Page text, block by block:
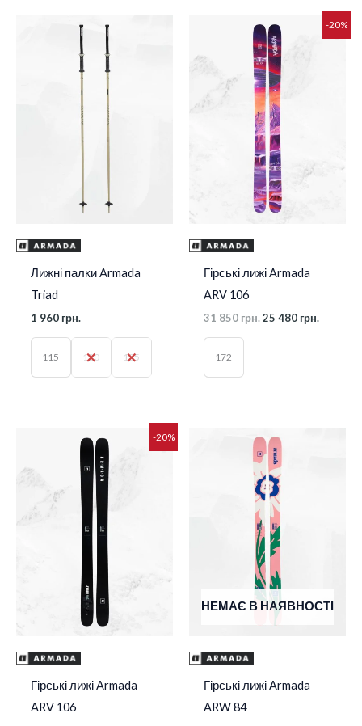
Лижні палки Armada
Triad
1 960 грн.
115 120 125
-20%
Гірські лижі Armada
ARV 106
31 850грн.
ціна:
31
850 грн..
25 480 грн.
Поточна
172
-20%
Гірські лижі Armada
ARV 106
ціна:
31
850 грн..
Поточна
НЕМАЄ В НАЯВНОСТІ
Гірські лижі Armada
ARW 84